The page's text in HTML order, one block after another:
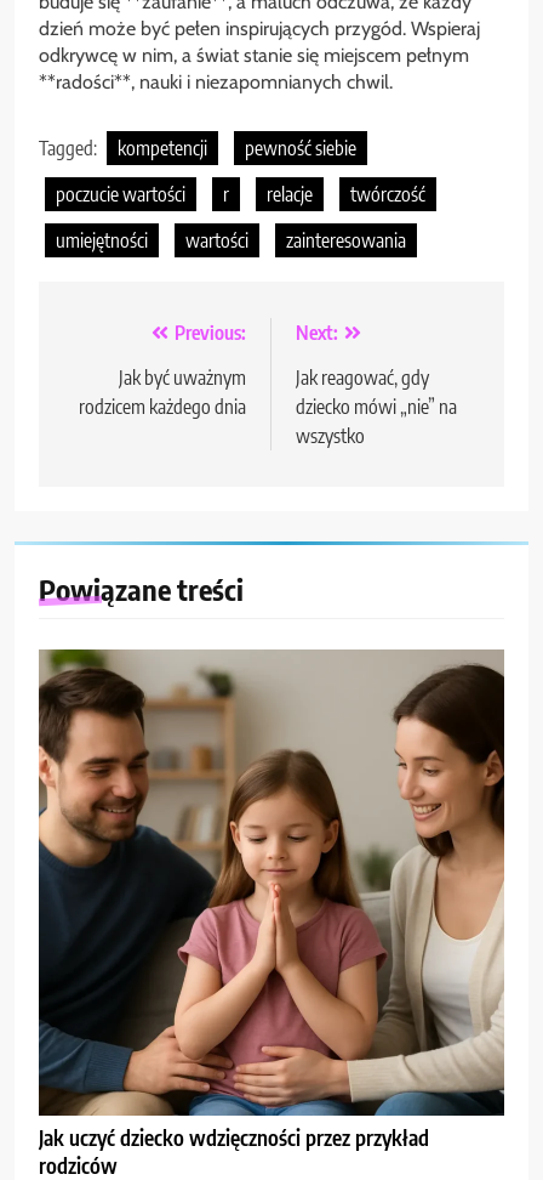
dzień może być pełen inspirujących przygód. Wspieraj
odkrywcę w nim, a świat stanie się miejscem pełnym
**radości**, nauki i niezapomnianych chwil.
Tagged: kompetencji
pewność siebie
poczucie wartości
r relacje
twórczość
umiejętności
wartości zainteresowania
Nawigacja
wpisu
Previous:
Jak być uważnym
rodzicem każdego dnia
Next:
Jak reagować, gdy
dziecko mówi „nie” na
wszystko
Powiązane treści
Jak uczyć dziecko wdzięczności przez przykład
rodziców